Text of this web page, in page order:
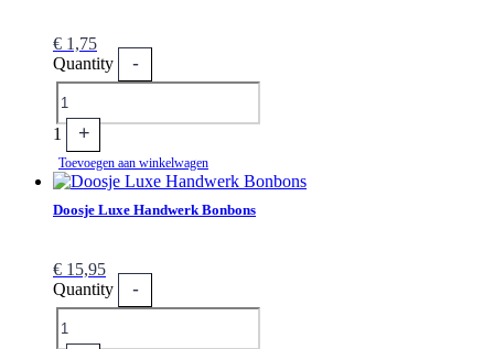
€ 1,75
Quantity
-
1 +
Toevoegen aan winkelwagen
Doosje Luxe Handwerk Bonbons
€ 15,95
Quantity
-